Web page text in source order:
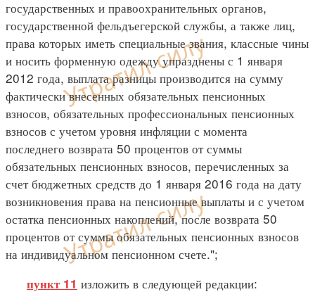
государственных и правоохранительных органов,
государственной фельдъегерской службы, а также лиц,
права которых иметь специальные звания, классные чины
и носить форменную одежду упразднены с 1 января
2012 года, выплата разницы производится на сумму
фактически внесенных обязательных пенсионных
взносов, обязательных профессиональных пенсионных
взносов с учетом уровня инфляции с момента
последнего возврата 50 процентов от суммы
обязательных пенсионных взносов, перечисленных за
счет бюджетных средств до 1 января 2016 года на дату
возникновения права на пенсионные выплаты и с учетом
остатка пенсионных накоплений, после возврата 50
процентов от суммы обязательных пенсионных взносов
на индивидуальном пенсионном счете.";
пункт 11 изложить в следующей редакции: